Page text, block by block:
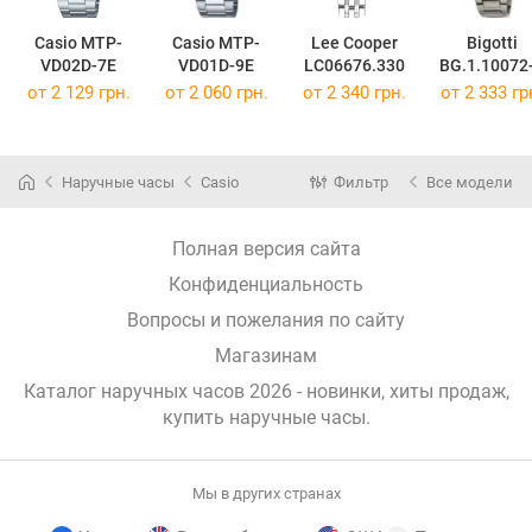
Casio MTP-
VD02D-7E
Casio MTP-
VD01D-9E
Lee Cooper
LC06676.330
Bigotti
от 2 129 грн. от 2 060 грн. от 2 340 грн. от 2 333
Наручные часы Casio Фильтр Все модели
Полная версия сайта
Конфиденциальность
Вопросы и пожелания по сайту
Магазинам
Каталог наручных часов 2026 - новинки, хиты продаж,
купить наручные часы.
Мы в других странах